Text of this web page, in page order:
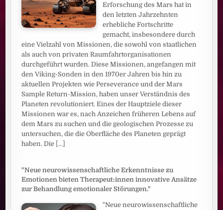
Erforschung des Mars hat in
den letzten Jahrzehnten
erhebliche Fortschritte
gemacht, insbesondere durch
eine Vielzahl von Missionen, die sowohl von staatlichen
als auch von privaten Raumfahrtorganisationen
durchgeführt wurden. Diese Missionen, angefangen mit
den Viking-Sonden in den 1970er Jahren bis hin zu
aktuellen Projekten wie Perseverance und der Mars
Sample Return-Mission, haben unser Verständnis des
Planeten revolutioniert. Eines der Hauptziele dieser
Missionen war es, nach Anzeichen früheren Lebens auf
dem Mars zu suchen und die geologischen Prozesse zu
untersuchen, die die Oberfläche des Planeten geprägt
haben. Die [...]
"Neue neurowissenschaftliche Erkenntnisse zu
Emotionen bieten Therapeut:innen innovative Ansätze
zur Behandlung emotionaler Störungen."
"Neue neurowissenschaftliche